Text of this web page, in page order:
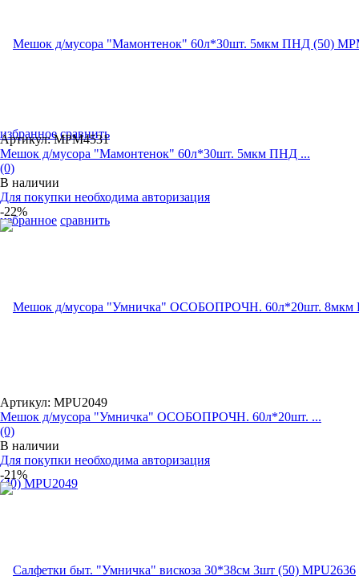
избранное сравнить
избранное сравнить
Артикул: MPM4531
Мешок д/мусора "Мамонтенок" 60л*30шт. 5мкм ПНД ...
(0)
В наличии
Для покупки необходима авторизация
-22%
Артикул: MPU2049
Мешок д/мусора "Умничка" ОСОБОПРОЧН. 60л*20шт. ...
(0)
В наличии
Для покупки необходима авторизация
-21%